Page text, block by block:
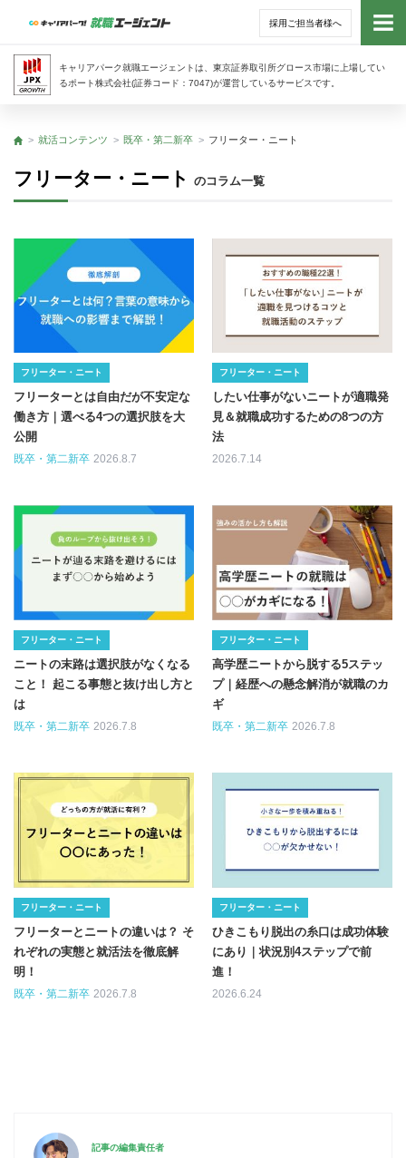
採用ご担当者様へ
キャリアパーク就職エージェントは、東京証券取引所グロース市場に上場してい
るポート株式会社(証券コード：7047)が運営しているサービスです。
トッ
トップ
就活コンテンツ 既卒・第二新卒 フリーター・ニート
フリーター・ニート のコラム一覧
フリーター・ニート
フリーターとは自由だが不安定な
働き方｜選べる4つの選択肢を大
公開
既卒・第二新卒 2026.8.7
フリーター・ニート
したい仕事がないニートが適職発
見＆就職成功するための8つの方
法
2026.7.14
フリーター・ニート
ニートの末路は選択肢がなくなる
こと！ 起こる事態と抜け出し方と
は
既卒・第二新卒 2026.7.8
フリーター・ニート
高学歴ニートから脱する5ステッ
プ｜経歴への懸念解消が就職のカ
ギ
既卒・第二新卒 2026.7.8
フリーター・ニート
フリーターとニートの違いは？ そ
れぞれの実態と就活法を徹底解
明！
既卒・第二新卒 2026.7.8
フリーター・ニート
ひきこもり脱出の糸口は成功体験
にあり｜状況別4ステップで前
進！
2026.6.24
記事の編集責任者